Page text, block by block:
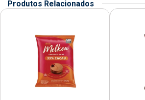
Produtos Relacionados